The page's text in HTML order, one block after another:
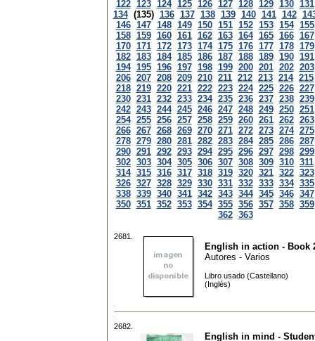
122 123 124 125 126 127 128 129 130 131
134 (135) 136 137 138 139 140 141 142
146 147 148 149 150 151 152 153 154 155
158 159 160 161 162 163 164 165 166 167
170 171 172 173 174 175 176 177 178 179
182 183 184 185 186 187 188 189 190 191
194 195 196 197 198 199 200 201 202 203
206 207 208 209 210 211 212 213 214 215
218 219 220 221 222 223 224 225 226 227
230 231 232 233 234 235 236 237 238 239
242 243 244 245 246 247 248 249 250 251
254 255 256 257 258 259 260 261 262 263
266 267 268 269 270 271 272 273 274 275
278 279 280 281 282 283 284 285 286 287
290 291 292 293 294 295 296 297 298 299
302 303 304 305 306 307 308 309 310 311
314 315 316 317 318 319 320 321 322 323
326 327 328 329 330 331 332 333 334 335
338 339 340 341 342 343 344 345 346 347
350 351 352 353 354 355 356 357 358 359
362 363
2681.
English in action - Book
Autores - Varios
Libro usado (Castellano)
(Inglés)
2682.
English in mind -